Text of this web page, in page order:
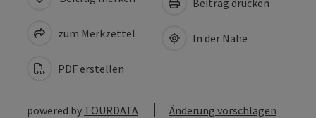
zum Merkzettel
PDF erstellen
In der Nähe
powered by TOURDATA Änderung vorschlagen